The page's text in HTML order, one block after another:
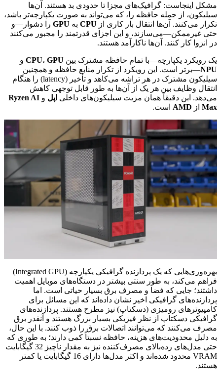
مشکل اینجاست: گرافیک‌های مجزا تا حدودی بد هستند. آن‌ها
سیلیکون، از جمله حافظه را، که می‌تواند به صورت یکپارچه‌تر باشد،
تکرار می‌کنند. آن‌ها انتقال بار کاری از CPU به GPU را دشوار—و
حتی غیرممکن—می‌سازند، و این اجزای قدرتمند را مجبور می‌کنند
در انزوا کار کنند. آن‌ها ناکارآمد هستند.
یک رویکرد یکپارچه—با تمام حافظه مشترک بین CPU، GPU
و
NPU—برتر است. این رویکرد از تکرار منابع حافظه و همچنین
سیلیکون مشترک در هر تراشه می‌کاهد و تأخیر (latency) را هنگام
انتقال وظایف بین هر یک از آن‌ها به طور قابل توجهی کاهش
می‌دهد. این دقیقاً همان مزیت سیلیکون‌های داخلی اپل و Ryzen AI
Max از AMD است.
بهره‌وری‌هایی که یک پردازنده گرافیکی یکپارچه (Integrated GPU)
فراهم می‌کند، به طور سنتی بیشتر در دستگاه‌های موبایل اهمیت
داشتند؛ جایی که فضا و مصرف برق بسیار حیاتی است. اما
پردازنده‌های گرافیکی اخیر نشان داده‌اند که این مسائل برای
کامپیوترهای رومیزی (دسکتاپ) نیز مطرح هستند. پردازنده‌های
گرافیکی دسکتاپ از نظر فیزیکی بسیار بزرگ هستند و آنقدر برق
مصرف می‌کنند که می‌توانند اتصالات برق را ذوب کنند. با این حال،
به دلیل محدودیت‌های هزینه، حافظه نسبتاً کمی دارند؛ به طوری که
حتی مدل‌های رده‌بالای مصرف‌کننده نیز به مقدار ناچیز 32 گیگابایت
VRAM محدود شده‌اند و اکثر مدل‌ها دارای 16 گیگابایت یا کمتر
هستند.